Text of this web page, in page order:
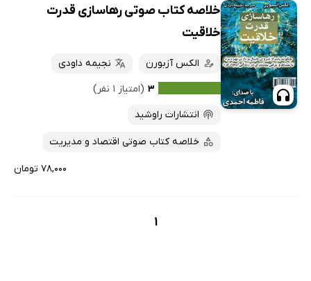
خلاصه کتاب صوتی رهاسازی قدرت
خلاقیت
الکس آزبورن
نجیمه داودی
۳ (امتیاز ۱ نفر)
انتشارات راوشید
خلاصه کتاب صوتی اقتصاد و مدیریت
۷۸,۰۰۰ تومان
1